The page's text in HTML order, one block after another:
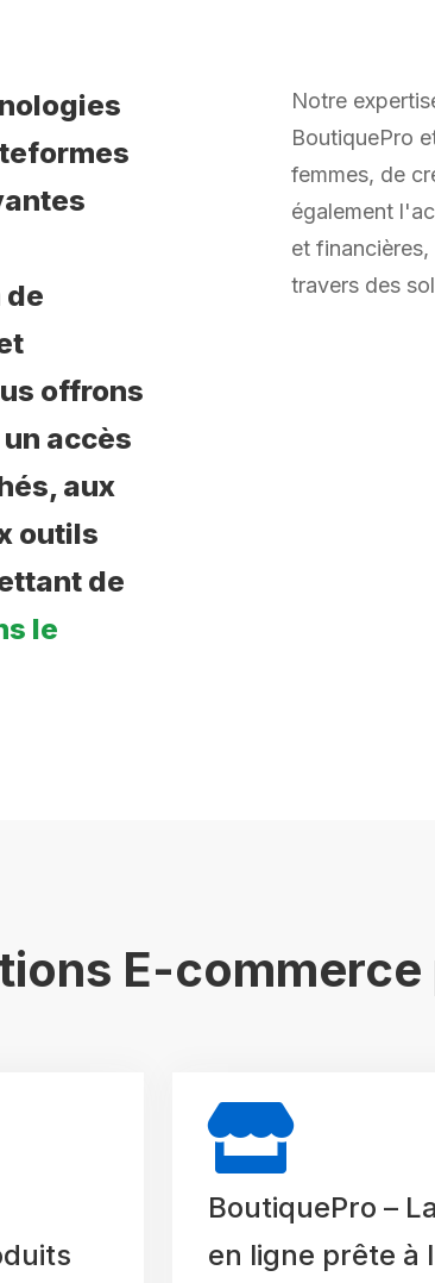
de
offrons
accès
aux
outils
de
le
Notre
BoutiquePro
femmes, de
également
et
travers des
E-commerce
BoutiquePro –
en ligne prête à